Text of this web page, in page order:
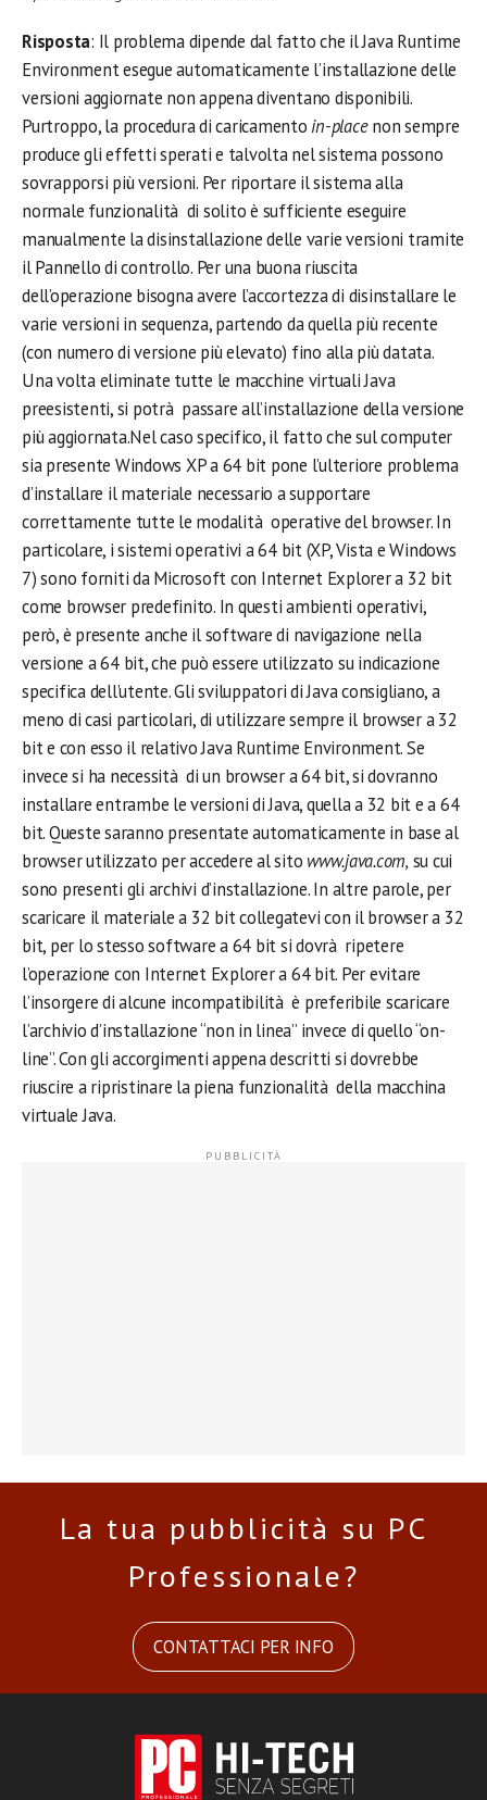
Risposta: Il problema dipende dal fatto che il Java Runtime
Environment esegue automaticamente l’installazione delle
versioni aggiornate non appena diventano disponibili.
Purtroppo, la procedura di caricamento in-placenon sempre
produce gli effetti sperati e talvolta nel sistema possono
sovrapporsi più versioni. Per riportare il sistema alla
normale funzionalità di solito è sufficiente eseguire
manualmente la disinstallazione delle varie versioni tramite
il Pannello di controllo. Per una buona riuscita
dell’operazione bisogna avere l’accortezza di disinstallare le
varie versioni in sequenza, partendo da quella più recente
(con numero di versione più elevato) fino alla più datata.
Una volta eliminate tutte le macchine virtuali Java
preesistenti, si potrà passare all’installazione della versione
più aggiornata.Nel caso specifico, il fatto che sul computer
sia presente Windows XP a 64 bit pone l’ulteriore problema
d’installare il materiale necessario a supportare
correttamente tutte le modalità operative del browser. In
particolare, i sistemi operativi a 64 bit (XP, Vista e Windows
7) sono forniti da Microsoft con Internet Explorer a 32 bit
come browser predefinito. In questi ambienti operativi,
però, è presente anche il software di navigazione nella
versione a 64 bit, che può essere utilizzato su indicazione
specifica dell’utente. Gli sviluppatori di Java consigliano, a
meno di casi particolari, di utilizzare sempre il browser a 32
bit e con esso il relativo Java Runtime Environment. Se
invece si ha necessità di un browser a 64 bit, si dovranno
installare entrambe le versioni di Java, quella a 32 bit e a 64
bit. Queste saranno presentate automaticamente in base al
browser utilizzato per accedere al sito www.java.com,su cui
sono presenti gli archivi d’installazione. In altre parole, per
scaricare il materiale a 32 bit collegatevi con il browser a 32
bit, per lo stesso software a 64 bit si dovrà ripetere
l’operazione con Internet Explorer a 64 bit. Per evitare
l’insorgere di alcune incompatibilità è preferibile scaricare
l’archivio d’installazione “non in linea” invece di quello “on-
line”. Con gli accorgimenti appena descritti si dovrebbe
riuscire a ripristinare la piena funzionalità della macchina
virtuale Java.
La tua pubblicità su PC
Professionale?
CONTATTACI PER INFO